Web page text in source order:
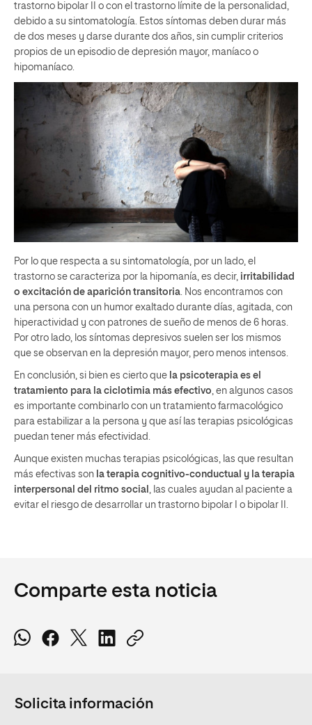
trastorno bipolar II o con el trastorno límite de la personalidad,
debido a su sintomatología. Estos síntomas deben durar más
de dos meses y darse durante dos años, sin cumplir criterios
propios de un episodio de depresión mayor, maníaco o
hipomaníaco.
Por lo que respecta a su sintomatología, por un lado, el
trastorno se caracteriza por la hipomanía, es decir, irritabilidad
o excitación de aparición transitoria . Nos encontramos con
una persona con un humor exaltado durante días, agitada, con
hiperactividad y con patrones de sueño de menos de 6 horas.
Por otro lado, los síntomas depresivos suelen ser los mismos
que se observan en la depresión mayor, pero menos intensos.
En conclusión, si bien es cierto que la psicoterapia es el
tratamiento para la ciclotimia más efectivo , en algunos casos
es importante combinarlo con un tratamiento farmacológico
para estabilizar a la persona y que así las terapias psicológicas
puedan tener más efectividad.
Aunque existen muchas terapias psicológicas, las que resultan
más efectivas son la terapia cognitivo-conductual y la terapia
interpersonal del ritmo social
, las cuales ayudan al paciente a
evitar el riesgo de desarrollar un trastorno bipolar I o bipolar II.
Comparte esta noticia
Solicita información